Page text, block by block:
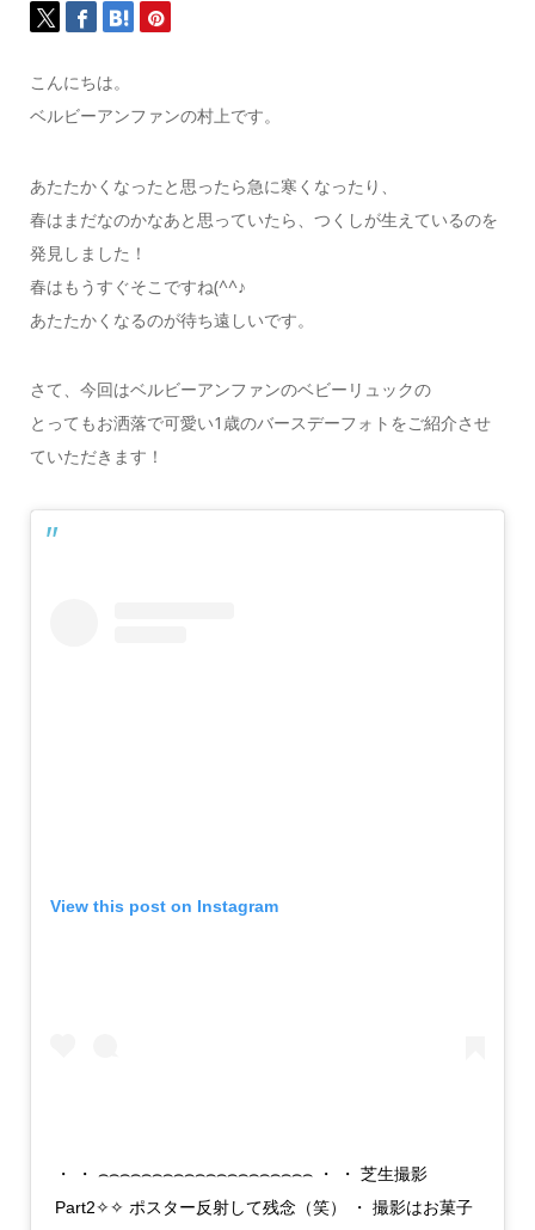
こんにちは。
ベルビーアンファンの村上です。
あたたかくなったと思ったら急に寒くなったり、
春はまだなのかなあと思っていたら、つくしが生えているのを
発見しました！
春はもうすぐそこですね(^^♪
あたたかくなるのが待ち遠しいです。
さて、今回はベルビーアンファンのベビーリュックの
とってもお洒落で可愛い1歳のバースデーフォトをご紹介させ
ていただきます！
View this post on Instagram
・ ・ ⌢⌢⌢⌢⌢⌢⌢⌢⌢⌢⌢⌢⌢⌢⌢⌢⌢⌢⌢⌢ ・ ・ 芝生撮影
Part2✧✧ ポスター反射して残念（笑） ・ 撮影はお菓子